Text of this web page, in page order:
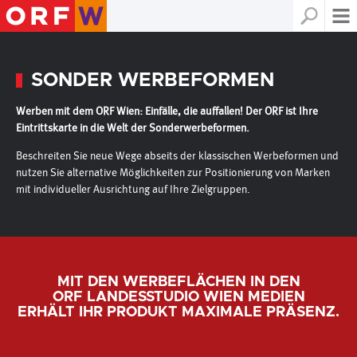
SONDER WERBEFORMEN
Werben mit dem ORF Wien: Einfälle, die auffallen! Der ORF ist Ihre
Eintrittskarte in die Welt der Sonderwerbeformen.
Beschreiten Sie neue Wege abseits der klassischen Werbeformen und
nutzen Sie alternative Möglichkeiten zur Positionierung von Marken
mit individueller Ausrichtung auf Ihre Zielgruppen.
MIT DEN WERBEFLÄCHEN IN DEN
ORF LANDESSTUDIO WIEN MEDIEN
ERHÄLT IHR PRODUKT MAXIMALE PRÄSENZ.